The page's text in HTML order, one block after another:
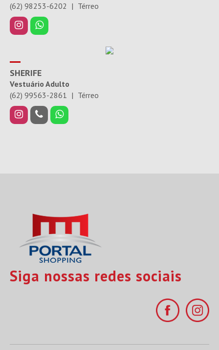
(62) 98253-6202 | Térreo
SHERIFE
Vestuário Adulto
(62) 99563-2861
| Térreo
Siga nossas redes sociais